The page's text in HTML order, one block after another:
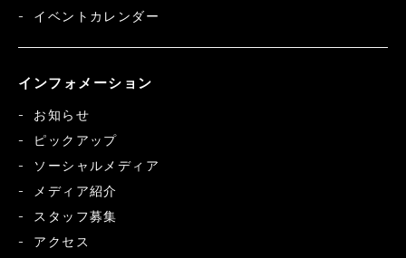
イベントカレンダー
インフォメーション
お知らせ
ピックアップ
ソーシャルメディア
メディア紹介
スタッフ募集
アクセス